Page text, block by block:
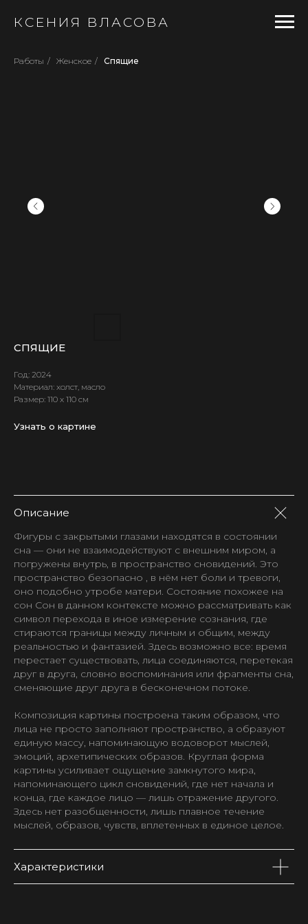
КСЕНИЯ ВЛАСОВА
Работы / Женское / Спящие
СПЯЩИЕ
Год: 2024
Материал: холст, масло
Размер: 110 х 110 см
Узнать о картине
Описание
Фигуры с закрытыми глазами находятся в состоянии
сна — они не взаимодействуют с внешним миром, а
погружены внутрь, в пространство сновидений. Это
пространство безопасно , в нём нет боли и тревоги,
оно подобно утробе матери. Состояние похожее на
сон Сон в данном контексте можно рассматривать как
символ перехода в иное измерение сознания, где
стираются границы между личным и общим, между
реальностью и фантазией. Здесь возможно все: время
перестает существовать, лица соединяются, перетекая
друг в друга, словно воспоминания или фрагменты сна,
сменяющие друг друга в бесконечном потоке.
Композиция картины построена таким образом, что
лица не просто заполняют пространство, а образуют
единую массу, напоминающую водоворот мыслей,
эмоций, архетипических образов. Круглая форма
картины усиливает ощущение замкнутого мира,
напоминающего цикл сновидений, где нет начала и
конца, где каждое лицо — лишь отражение другого.
Здесь нет разобщенности, лишь плавное течение
мыслей, образов, чувств, вплетенных в единое целое.
Характеристики